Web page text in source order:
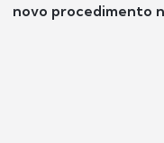
novo procedimento